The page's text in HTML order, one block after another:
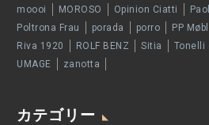
moooi
MOROSO Opinion Ciatti
Poltrona Frau
porada porro PP
Riva 1920
ROLF BENZ Sitia Tonelli
UMAGE
zanotta
カテゴリー